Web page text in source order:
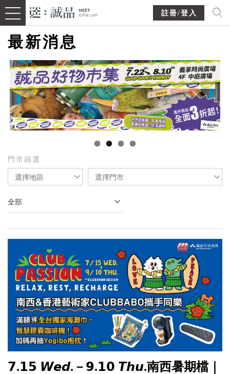
註冊/登入
最新消息
門市篩選
選擇地區 選擇門市
全部
𝟳.𝟭𝟱 𝙒𝙚𝙙.－𝟵.𝟭𝟬 𝙏𝙝𝙪.南西暑期檔｜